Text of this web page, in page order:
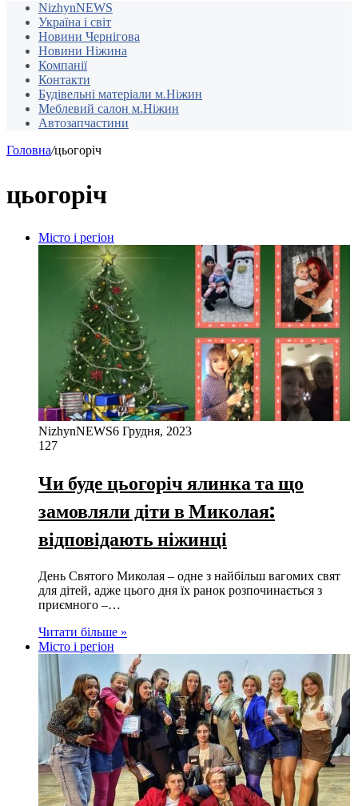
NizhynNEWS
Україна і світ
Новини Чернігова
Новини Ніжина
Компанії
Контакти
Будівельні матеріали м.Ніжин
Меблевий салон м.Ніжин
Автозапчастини
Головна/цьогоріч
цьогоріч
Місто і регіон
NizhynNEWS6 Грудня, 2023
127
Чи буде цьогоріч ялинка та що
замовляли діти в Миколая:
відповідають ніжинці
День Святого Миколая – одне з найбільш вагомих свят
для дітей, адже цього дня їх ранок розпочинається з
приємного –…
Читати більше »
Місто і регіон